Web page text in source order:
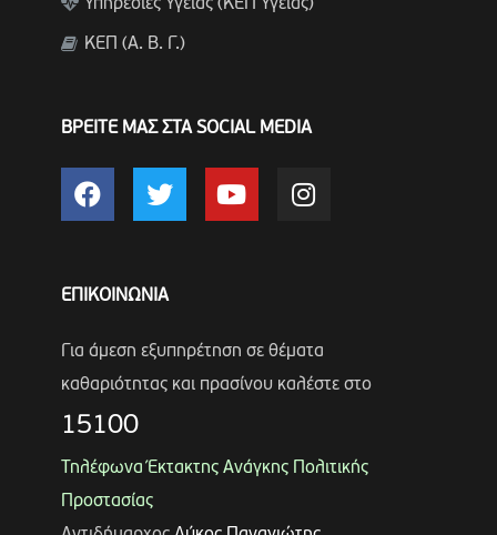
Υπηρεσίες Υγείας (ΚΕΠ Υγείας)
ΚΕΠ (Α. Β. Γ.)
ΒΡΕΙΤΕ ΜΑΣ ΣΤΑ SOCIAL MEDIA
ΕΠΙΚΟΙΝΩΝΙΑ
Για άμεση εξυπηρέτηση σε θέματα
καθαριότητας και πρασίνου καλέστε στο
15100
Τηλέφωνα Έκτακτης Ανάγκης Πολιτικής
Προστασίας